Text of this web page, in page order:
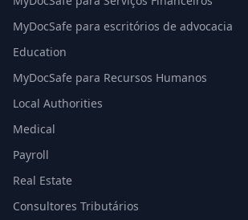
MyDocSafe para escritórios de advocacia
Education
MyDocSafe para Recursos Humanos
Local Authorities
Medical
Payroll
Real Estate
Consultores Tributários